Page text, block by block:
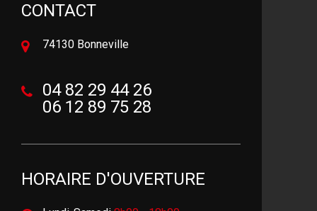
CONTACT
74130 Bonneville
04 82 29 44 26
06 12 89 75 28
HORAIRE D'OUVERTURE